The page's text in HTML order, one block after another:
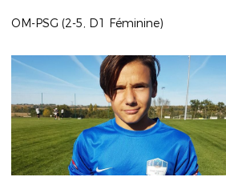
OM-PSG (2-5, D1 Féminine)